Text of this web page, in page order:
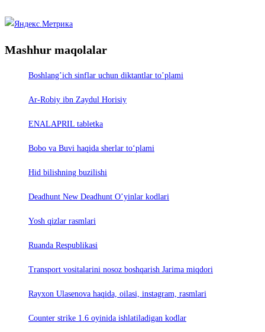
Mashhur maqolalar
Boshlang’ich sinflar uchun diktantlar to’plami
Ar-Robiy ibn Zaydul Horisiy
ENALAPRIL tabletka
Bobo va Buvi haqida sherlar to‘plami
Hid bilishning buzilishi
Deadhunt New Deadhunt O’yinlar kodlari
Yosh qizlar rasmlari
Ruanda Respublikasi
Trаnsport vositаlаrini nosoz boshqаrish Jаrimа miqdori
Rayxon Ulasenova haqida, oilasi, instagram, rasmlari
Counter strike 1.6 oyinida ishlatiladigan kodlar